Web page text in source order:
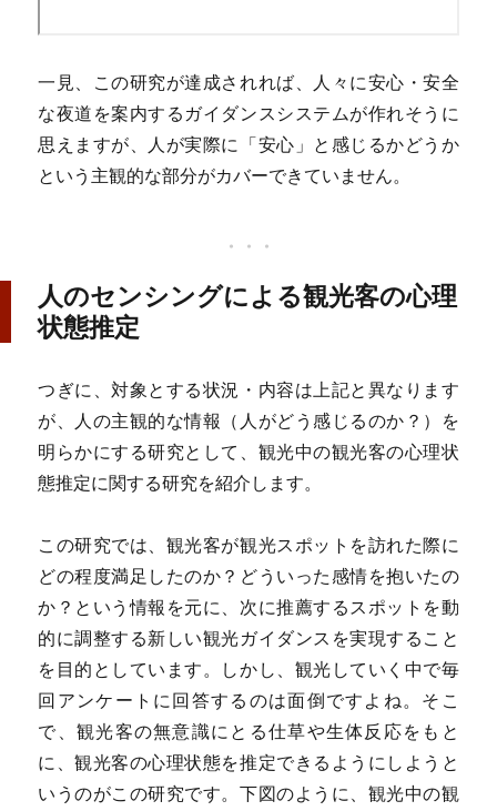
一見、この研究が達成されれば、人々に安心・安全
な夜道を案内するガイダンスシステムが作れそうに
思えますが、人が実際に「安心」と感じるかどうか
という主観的な部分がカバーできていません。
人のセンシングによる観光客の心理
状態推定
つぎに、対象とする状況・内容は上記と異なります
が、人の主観的な情報（人がどう感じるのか？）を
明らかにする研究として、観光中の観光客の心理状
態推定に関する研究を紹介します。
この研究では、観光客が観光スポットを訪れた際に
どの程度満足したのか？どういった感情を抱いたの
か？という情報を元に、次に推薦するスポットを動
的に調整する新しい観光ガイダンスを実現すること
を目的としています。しかし、観光していく中で毎
回アンケートに回答するのは面倒ですよね。そこ
で、観光客の無意識にとる仕草や生体反応をもと
に、観光客の心理状態を推定できるようにしようと
いうのがこの研究です。下図のように、観光中の観